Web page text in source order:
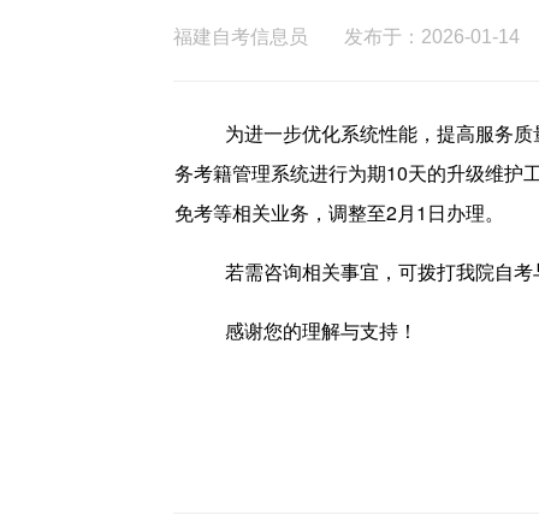
福建自考信息员 发布于：2026-01-14
为进一步优化系统性能，提高服务
务考籍管理系统进行为期10天的升级维护
免考等相关业务，调整至2月1日办理。
若需咨询相关事宜，可拨打我院自
感谢您的理解与支持！